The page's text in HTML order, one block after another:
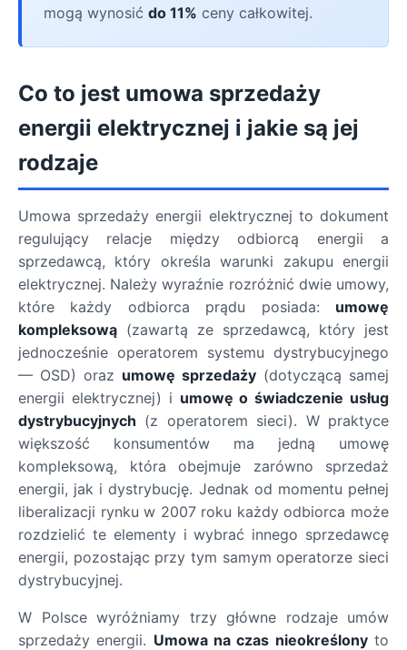
mogą wynosić do 11% ceny całkowitej.
Co to jest umowa sprzedaży
energii elektrycznej i jakie są jej
rodzaje
Umowa sprzedaży energii elektrycznej to dokument
regulujący relacje między odbiorcą energii a
sprzedawcą, który określa warunki zakupu energii
elektrycznej. Należy wyraźnie rozróżnić dwie umowy,
które każdy odbiorca prądu posiada: umowę
kompleksową (zawartą ze sprzedawcą, który jest
jednocześnie operatorem systemu dystrybucyjnego
— OSD) oraz umowę sprzedaży (dotyczącą samej
energii elektrycznej) i umowę o świadczenie usług
dystrybucyjnych (z operatorem sieci). W praktyce
większość konsumentów ma jedną umowę
kompleksową, która obejmuje zarówno sprzedaż
energii, jak i dystrybucję. Jednak od momentu pełnej
liberalizacji rynku w 2007 roku każdy odbiorca może
rozdzielić te elementy i wybrać innego sprzedawcę
energii, pozostając przy tym samym operatorze sieci
dystrybucyjnej.
W Polsce wyróżniamy trzy główne rodzaje umów
sprzedaży energii. Umowa na czas nieokreślonyto